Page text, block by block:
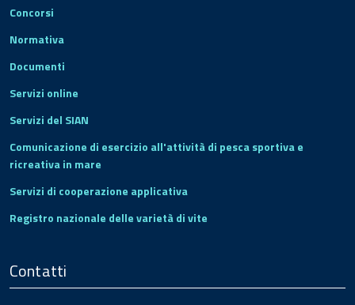
Concorsi
Normativa
Documenti
Servizi online
Servizi del SIAN
Comunicazione di esercizio all'attività di pesca sportiva e
ricreativa in mare
Servizi di cooperazione applicativa
Registro nazionale delle varietà di vite
Contatti